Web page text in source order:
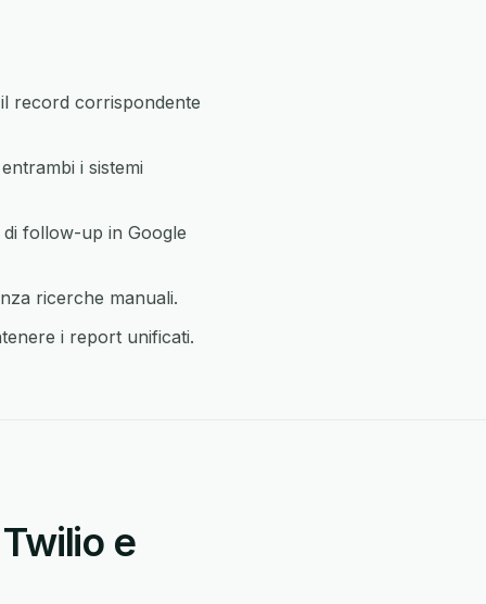
record corrispondente
i sistemi
follow-up in Google
ricerche manuali.
i report unificati.
e